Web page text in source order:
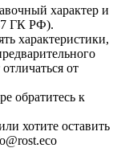
характер и
ГК РФ).
характеристики,
от
обратитесь к
хотите оставить